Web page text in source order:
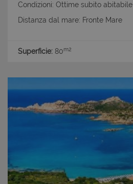
Condizioni: Ottime subito abitabile
Distanza dal mare: Fronte Mare
Superficie: 80m2